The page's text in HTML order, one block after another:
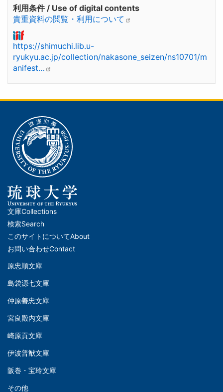
利用条件 / Use of digital contents
貴重資料の閲覧・利用について
https://shimuchi.lib.u-
ryukyu.ac.jp/collection/nakasone_seizen/ns10701/m
anifest…
メ
イ
ン
ナ
ビ
ー
シ
ョ
ン
ッ
文庫Collections
検索Search
このサイトについてAbout
お問い合わせContact
文
(Left)
原忠順文庫
島袋源七文庫
仲原善忠文庫
文
(Middle)
宮良殿内文庫
崎原貢文庫
伊波普猷文庫
文
阪巻・宝玲文庫
その他